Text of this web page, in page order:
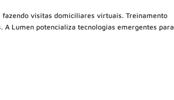
visitas domiciliares virtuais. Treinamento
Lumen potencializa tecnologias emergentes para